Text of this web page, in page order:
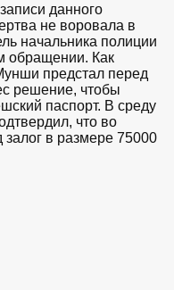
данного
не воровала в
начальника полиции
обращении. Как
предстал перед
решение, чтобы
паспорт. В среду
что во
в размере 75000